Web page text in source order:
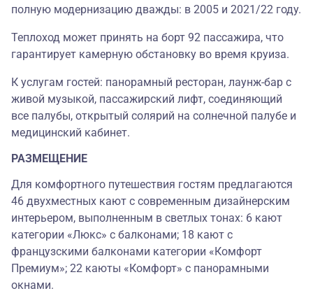
полную модернизацию дважды: в 2005 и 2021/22 году.
Теплоход может принять на борт 92 пассажира, что
гарантирует камерную обстановку во время круиза.
К услугам гостей: панорамный ресторан, лаунж-бар с
живой музыкой, пассажирский лифт, соединяющий
все палубы, открытый солярий на солнечной палубе и
медицинский кабинет.
РАЗМЕЩЕНИЕ
Для комфортного путешествия гостям предлагаются
46 двухместных кают с современным дизайнерским
интерьером, выполненным в светлых тонах: 6 кают
категории «Люкс» с балконами; 18 кают с
французскими балконами категории «Комфорт
Премиум»; 22 каюты «Комфорт» с панорамными
окнами.